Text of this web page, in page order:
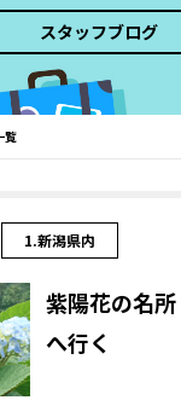
スタッフブログ
覧
1.新潟県内
紫陽花の名
へ行く